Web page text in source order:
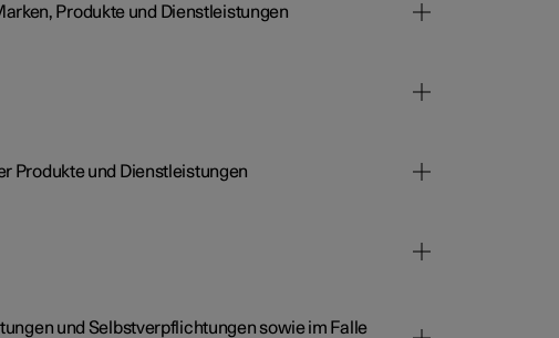
Produkte und Dienstleistungen
Produkte und Dienstleistungen
und Selbstverpflichtungen sowie im Falle